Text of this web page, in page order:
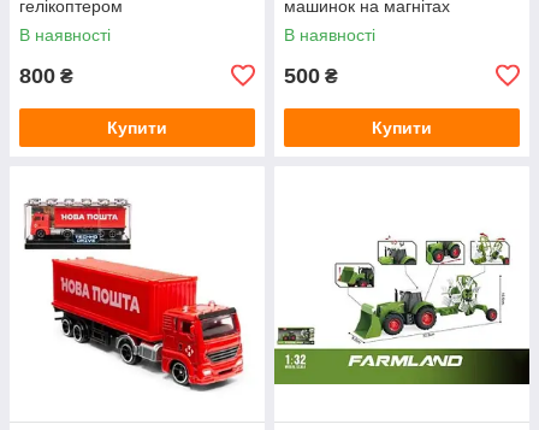
гелікоптером
В наявності
800 ₴
Купити
машинок на магнітах
В наявності
500 ₴
Купити